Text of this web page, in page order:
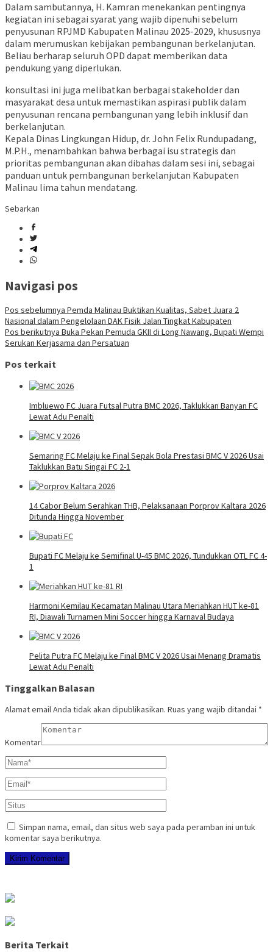
Dalam sambutannya, H. Kamran menekankan pentingnya
kegiatan ini sebagai syarat yang wajib dipenuhi sebelum
penyusunan RPJMD Kabupaten Malinau 2025-2029, khususnya
dalam merumuskan kebijakan pembangunan berkelanjutan.
Beliau berharap seluruh OPD dapat memberikan data
pendukung yang diperlukan.
konsultasi ini juga melibatkan berbagai stakeholder dan
masyarakat desa untuk memastikan aspirasi publik dalam
penyusunan rencana pembangunan yang lebih inklusif dan
berkelanjutan.
Kepala Dinas Lingkungan Hidup, dr. John Felix Rundupadang,
M.P.H., menambahkan bahwa berbagai isu strategis dan
prioritas pembangunan akan dibahas dalam sesi ini, sebagai
panduan untuk pembangunan berkelanjutan Kabupaten
Malinau lima tahun mendatang.
Sebarkan
Navigasi pos
Pos sebelumnya Pemda Malinau Buktikan Kualitas, Sabet Juara 2
Nasional dalam Pengelolaan DAK Fisik Jalan Tingkat Kabupaten
Pos berikutnya Buka Pekan Pemuda GKII di Long Nawang, Bupati Wempi
Serukan Kerjasama dan Persatuan
Pos terkait
Imbluewo FC Juara Futsal Putra BMC 2026, Taklukkan Banyan FC
Lewat Adu Penalti
Semaring FC Melaju ke Final Sepak Bola Prestasi BMC V 2026 Usai
Taklukkan Batu Singai FC 2-1
14 Cabor Belum Serahkan THB, Pelaksanaan Porprov Kaltara 2026
Ditunda Hingga November
Bupati FC Melaju ke Semifinal U-45 BMC 2026, Tundukkan OTL FC 4-
1
Harmoni Kemilau Kecamatan Malinau Utara Meriahkan HUT ke-81
RI, Diawali Turnamen Mini Soccer hingga Karnaval Budaya
Pelita Putra FC Melaju ke Final BMC V 2026 Usai Menang Dramatis
Lewat Adu Penalti
Tinggalkan Balasan
Alamat email Anda tidak akan dipublikasikan. Ruas yang wajib ditandai *
Komentar
Simpan nama, email, dan situs web saya pada peramban ini untuk
komentar saya berikutnya.
Berita Terkait